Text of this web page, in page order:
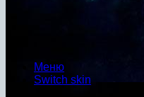
Меню
Switch skin